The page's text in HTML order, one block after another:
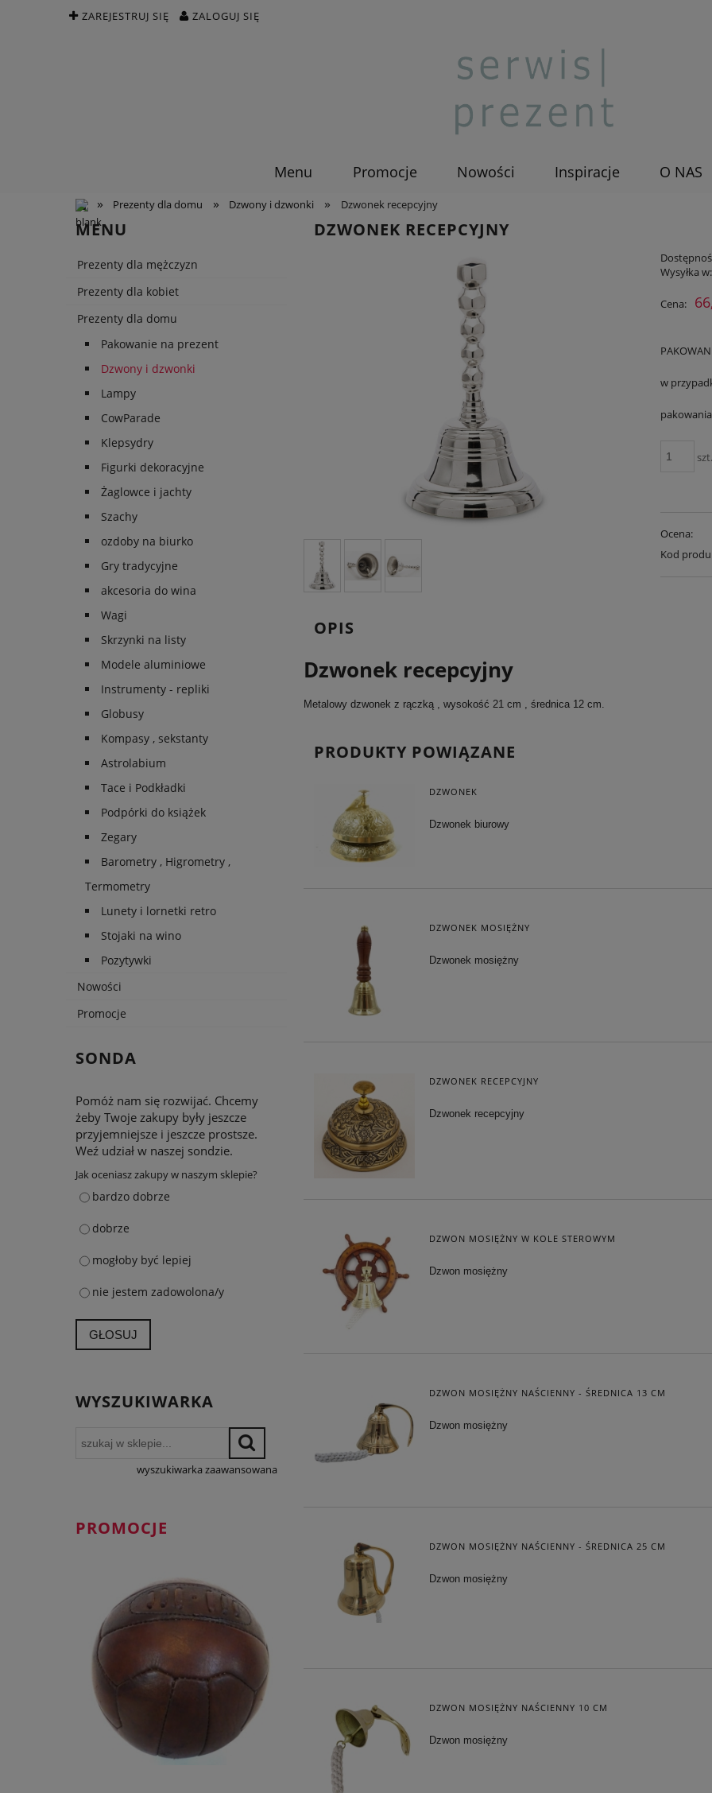
ZAREJESTRUJ SIĘ ZALOGUJ SIĘ
Menu Promocje Nowości Inspiracje O NAS
» Prezenty dla domu » Dzwony i dzwonki » Dzwonek recepcyjny
MENU
Prezenty dla mężczyzn
Prezenty dla kobiet
Prezenty dla domu
Pakowanie na prezent
Dzwony i dzwonki
Lampy
CowParade
Klepsydry
Figurki dekoracyjne
Żaglowce i jachty
Szachy
ozdoby na biurko
Gry tradycyjne
akcesoria do wina
Wagi
Skrzynki na listy
Modele aluminiowe
Instrumenty - repliki
Globusy
Kompasy , sekstanty
Astrolabium
Tace i Podkładki
Podpórki do książek
Zegary
Barometry , Higrometry ,
Termometry
Lunety i lornetki retro
Stojaki na wino
Pozytywki
Nowości
Promocje
SONDA
Pomóż nam się rozwijać. Chcemy
żeby Twoje zakupy były jeszcze
przyjemniejsze i jeszcze prostsze.
Weź udział w naszej sondzie.
Jak oceniasz zakupy w naszym sklepie?
bardzo dobrze
dobrze
mogłoby być lepiej
nie jestem zadowolona/y
GŁOSUJ
WYSZUKIWARKA
wyszukiwarka zaawansowana
PROMOCJE
DZWONEK RECEPCYJNY
Wysyłka w:
Cena:
w
szt.
Ocena:
Kod
OPIS
Dzwonek recepcyjny
Metalowy dzwonek z rączką , wysokość 21 cm , średnica 12 cm.
PRODUKTY POWIĄZANE
DZWONEK
Dzwonek biurowy
DZWONEK MOSIĘŻNY
Dzwonek mosiężny
DZWONEK RECEPCYJNY
Dzwonek recepcyjny
DZWON MOSIĘŻNY W KOLE STEROWYM
Dzwon mosiężny
DZWON MOSIĘŻNY NAŚCIENNY - ŚREDNICA 13 CM
Dzwon mosiężny
DZWON MOSIĘŻNY NAŚCIENNY - ŚREDNICA 25 CM
Dzwon mosiężny
DZWON MOSIĘŻNY NAŚCIENNY 10 CM
Dzwon mosiężny